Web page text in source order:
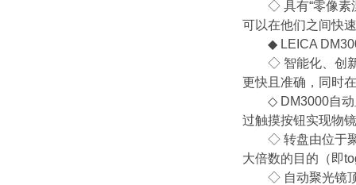
◇ 具有“零像素漂
可以在他们之间快
◆ LEICA
◇ 智能化、创新
更快且准确，同时
◇ DM3000自动显
过触摸按钮实现物
◇ 转盘由位于聚
大倍数的目的（即
◇ 自动聚光镜顶